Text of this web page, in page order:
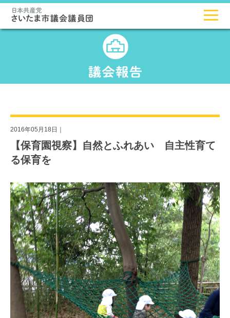
2016年05月18日｜
【保育園視察】自然とふれあい 自主性育て
る保育を